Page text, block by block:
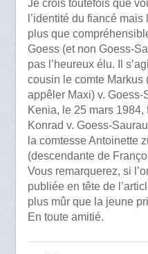
Je crois toutefois que
l’identité du fiancé
plus que
Goess (et non Goess-
pas l’heureux élu. Il
cousin le comte Markus
appêler Maxi) v. Goess-
Kenia, le 25 mars
Konrad v. Goess-
la comtesse Antoinette
(descendante de
Vous remarquerez, si
publiée en tête de
plus mûr que la jeune
En toute amitié.